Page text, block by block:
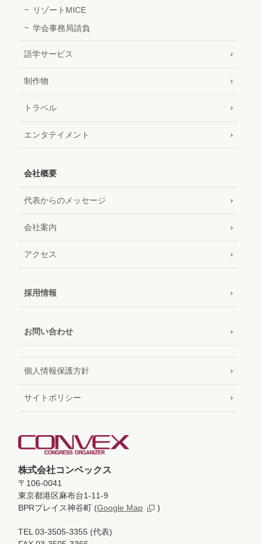
リゾートMICE
学会事務局請負
語学サービス
制作物
トラベル
エンタテイメント
会社概要
代表からのメッセージ
会社案内
アクセス
採用情報
お問い合わせ
個人情報保護方針
サイトポリシー
株式会社コンベックス
〒106-0041
東京都港区麻布台1-11-9
BPRプレイス神谷町 (Google Map )
TEL 03-3505-3355 (代表)